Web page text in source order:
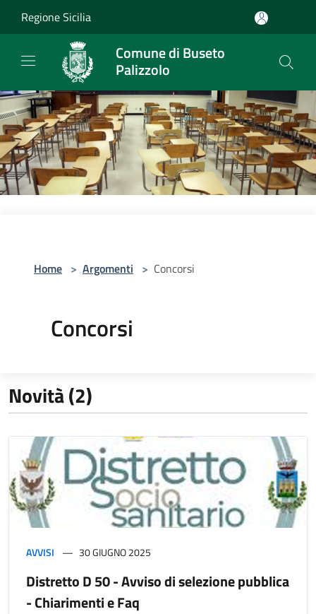
Regione Sicilia
Comune di Buseto
Palizzolo
Home > Argomenti > Concorsi
Concorsi
Novità (2)
AVVISI 30 GIUGNO 2025
Distretto D 50 - Avviso di selezione pubblica
- Chiarimenti e Faq